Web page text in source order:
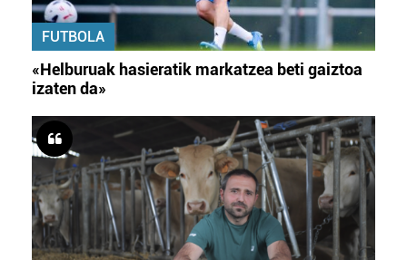
FUTBOLA
«Helburuak hasieratik markatzea beti gaiztoa
izaten da»